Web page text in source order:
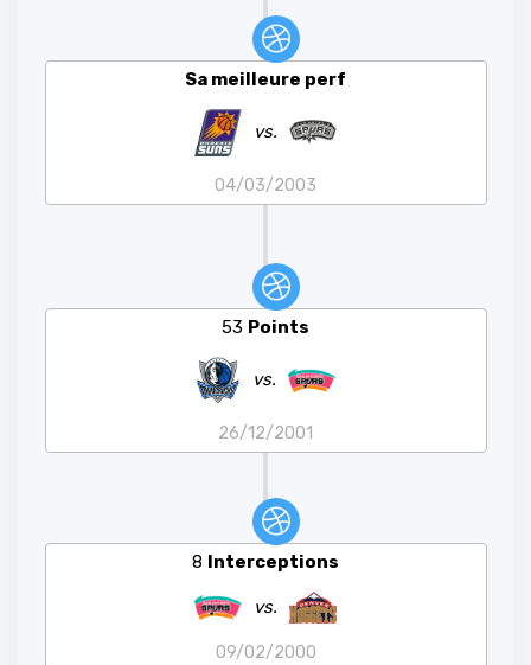
Sa meilleure perf
vs.
04/03/2003
53 Points
vs.
26/12/2001
8 Interceptions
vs.
09/02/2000